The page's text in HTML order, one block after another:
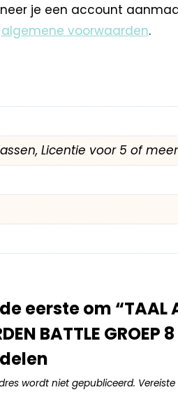
je een account
algemene voorwaarden.
Licentie voor 5 of
eerste om “TAAL
BATTLE GROEP
wordt niet gepubliceerd.